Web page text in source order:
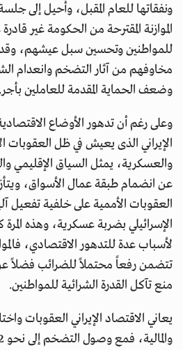
ونفقاتها للعام المقبل، وأُحيل إلى
الموازنة المقترحة من الحكومة غير
للمواطنين وتحسين سبل عيشهم،
مخاوفهم من آثار التضخم وانعدام
وضعف الحماية المقدمة للعاملين بأجر.
وعلى رغم أن تدهور الأوضاع
الإيراني الذى يعيش في ظل العقوبات
والعسكرية، يمثل السياق الإقليمي
عن انضمام طبقة عمال الأسواق،
العقوبات الأممية على خلفية تفعيل
الإسرائيلي بضربة عسكرية، وهذه
لأسباب عدة للتدهور الاقتصادي،
تتضمن رفعاً محتملاً للضرائب فضلاً
منع تآكل القدرة الشرائية للمواطنين.
يعاني الاقتصاد الإيراني العقوبات